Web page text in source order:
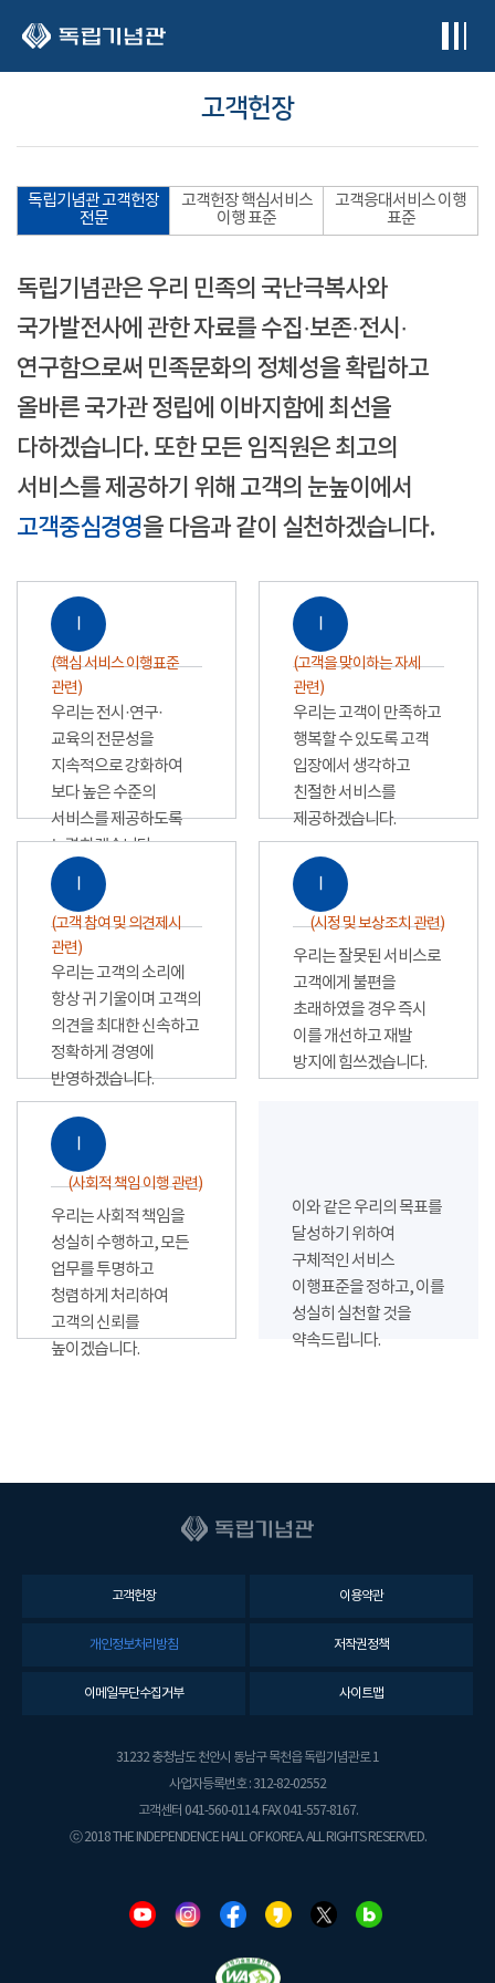
고객헌장
독립기념관 고객헌장
전문
고객헌장 핵심서비스
이행 표준
고객응대서비스 이행
표준
독립기념관은 우리 민족의 국난극복사와
국가발전사에 관한 자료를 수집·보존·전시·
연구함으로써 민족문화의 정체성을 확립하고
올바른 국가관 정립에 이바지함에 최선을
다하겠습니다. 또한 모든 임직원은 최고의
서비스를 제공하기 위해 고객의 눈높이에서
고객중심경영을 다음과 같이 실천하겠습니다.
Ⅰ
(핵심 서비스 이행표준
관련)
우리는 전시·연구·
교육의 전문성을
지속적으로 강화하여
보다 높은 수준의
서비스를 제공하도록
노력하겠습니다.
Ⅰ
(고객을 맞이하는 자세
관련)
우리는 고객이 만족하고
행복할 수 있도록 고객
입장에서 생각하고
친절한 서비스를
제공하겠습니다.
Ⅰ
(고객 참여 및 의견제시
관련)
우리는 고객의 소리에
항상 귀 기울이며 고객의
의견을 최대한 신속하고
정확하게 경영에
반영하겠습니다.
Ⅰ
(시정 및 보상조치 관련)
우리는 잘못된 서비스로
고객에게 불편을
초래하였을 경우 즉시
이를 개선하고 재발
방지에 힘쓰겠습니다.
Ⅰ
(사회적 책임 이행 관련)
우리는 사회적 책임을
성실히 수행하고, 모든
업무를 투명하고
청렴하게 처리하여
고객의 신뢰를
높이겠습니다.
이와 같은 우리의 목표를
달성하기 위하여
구체적인 서비스
이행표준을 정하고, 이를
성실히 실천할 것을
약속드립니다.
고객헌장 이용약관
개인정보처리방침 저작권정책
이메일무단수집거부 사이트맵
31232 충청남도 천안시 동남구 목천읍 독립기념관로 1
사업자등록번호 : 312-82-02552
고객센터 041-560-0114. FAX 041-557-8167.
ⓒ 2018 THE INDEPENDENCE HALL OF KOREA. ALL RIGHTS RESERVED.